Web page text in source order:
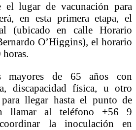
el lugar de vacunación para
en esta primera etapa, el
(ubicado en calle Horario
O’Higgins), el horario
horas.
mayores de 65 años con
discapacidad física, u otro
llegar hasta el punto de
llamar al teléfono +56 9
la inoculación en